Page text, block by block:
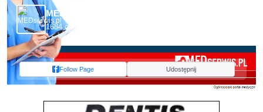
MEDserwis.pl - Ogólnopolski Portal Medyczny
1684 obserwujących
Follow Page Udostępnij